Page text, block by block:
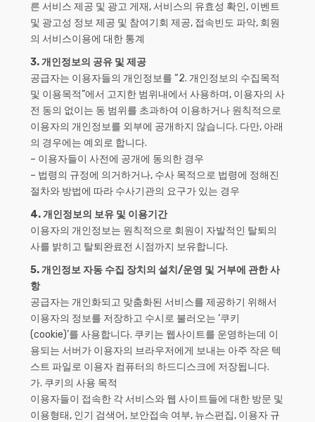
른 서비스 제공 및 광고 게재, 서비스의 유효성 확인, 이벤트
및 광고성 정보 제공 및 참여기회 제공, 접속빈도 파악, 회원
의 서비스이용에 대한 통계
3. 개인정보의 공유 및 제공
공급자는 이용자들의 개인정보를 “2. 개인정보의 수집목적
및 이용목적”에서 고지한 범위내에서 사용하며, 이용자의 사
전 동의 없이는 동 범위를 초과하여 이용하거나 원칙적으로
이용자의 개인정보를 외부에 공개하지 않습니다. 다만, 아래
의 경우에는 예외로 합니다.
– 이용자들이 사전에 공개에 동의한 경우
– 법령의 규정에 의거하거나, 수사 목적으로 법령에 정해진
절차와 방법에 따라 수사기관의 요구가 있는 경우
4. 개인정보의 보유 및 이용기간
이용자의 개인정보는 원칙적으로 회원이 자발적인 탈퇴의
사를 밝히고 탈퇴완료전 시점까지 보유합니다.
5. 개인정보 자동 수집 장치의 설치/운영 및 거부에 관한 사
항
공급자는 개인화되고 맞춤화된 서비스를 제공하기 위해서
이용자의 정보를 저장하고 수시로 불러오는 ‘쿠키
(cookie)’를 사용합니다. 쿠키는 웹사이트를 운영하는데 이
용되는 서버가 이용자의 브라우저에게 보내는 아주 작은 텍
스트 파일로 이용자 컴퓨터의 하드디스크에 저장됩니다.
가. 쿠키의 사용 목적
이용자들이 접속한 각 서비스와 웹 사이트들에 대한 방문 및
이용형태, 인기 검색어, 보안접속 여부, 뉴스편집, 이용자 규